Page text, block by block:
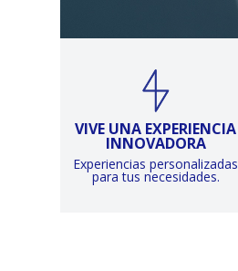
VIVE UNA EXPERIENCIA
INNOVADORA
Experiencias personalizadas
para tus necesidades.